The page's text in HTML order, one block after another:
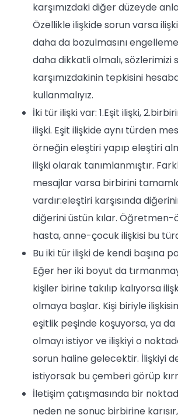
karşımızdaki diğer düzeyde
Özellikle ilişkide sorun varsa
daha da bozulmasını
daha dikkatli olmalı, sözlerimizi
karşımızdakinin tepkisini
kullanmalıyız.
İki tür ilişki var: 1.Eşit ilişki,
ilişki. Eşit ilişkide aynı türden
örneğin eleştiri yapıp eleştiri
ilişki olarak tanımlanmıştır.
mesajlar varsa birbirini
vardır:eleştiri karşısında
diğerini üstün kılar.
hasta, anne-çocuk ilişkisi bu
Bu iki tür ilişki de kendi başına
Eğer her iki boyut da
kişiler birine takılıp kalıyorsa
olmaya başlar. Kişi biriyle
eşitlik peşinde koşuyorsa, ya
olmayı istiyor ve ilişkiyi o
sorun haline gelecektir. İlişkiyi
istiyorsak bu çemberi görüp
İletişim çatışmasında bir
neden ne sonuç birbirine